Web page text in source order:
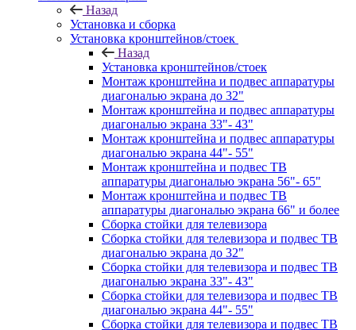
Назад
Установка и сборка
Установка кронштейнов/стоек
Назад
Установка кронштейнов/стоек
Монтаж кронштейна и подвес аппаратуры
диагональю экрана до 32"
Монтаж кронштейна и подвес аппаратуры
диагональю экрана 33"- 43"
Монтаж кронштейна и подвес аппаратуры
диагональю экрана 44"- 55"
Монтаж кронштейна и подвес ТВ
аппаратуры диагональю экрана 56"- 65"
Монтаж кронштейна и подвес ТВ
аппаратуры диагональю экрана 66" и более
Сборка стойки для телевизора
Сборка стойки для телевизора и подвес ТВ
диагональю экрана до 32"
Сборка стойки для телевизора и подвес ТВ
диагональю экрана 33"- 43"
Сборка стойки для телевизора и подвес ТВ
диагональю экрана 44"- 55"
Сборка стойки для телевизора и подвес ТВ